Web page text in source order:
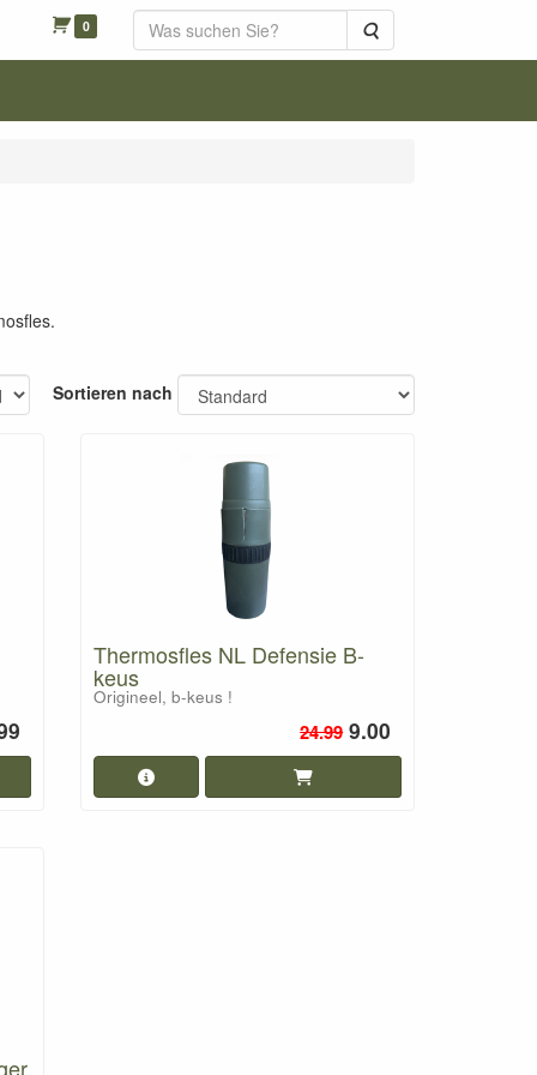
0 Suche
Sortieren nach
Thermosfles NL Defensie B-
keus
Origineel, b-keus !
24.99 9.00